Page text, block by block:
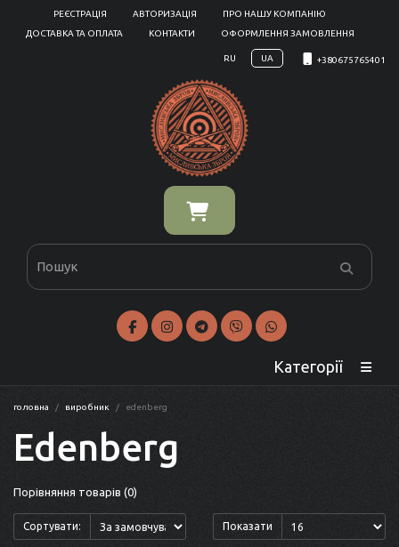
РЕЄСТРАЦІЯ АВТОРИЗАЦІЯ
ПРО НАШУ КОМПАНІЮ
ДОСТАВКА ТА ОПЛАТА
КОНТАКТИ ОФОРМЛЕННЯ ЗАМОВЛЕННЯ
RU UA +380675765401
Категорії
головна виробник edenberg
Edenberg
Порівняння товарів (0)
Сортувати: Показати